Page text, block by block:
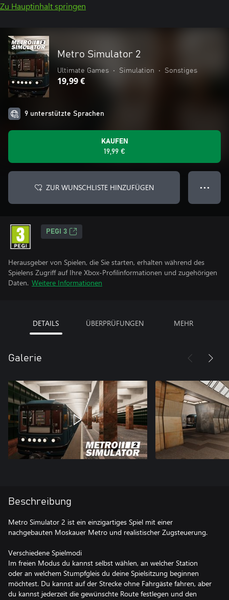
Zu Hauptinhalt springen
Metro Simulator 2
Ultimate Games • Simulation • Sonstiges
19,99 €
9 unterstützte Sprachen
KAUFEN
19,99 €
ZUR WUNSCHLISTE HINZUFÜGEN ● ● ●
PEGI 3
Herausgeber von Spielen, die Sie starten, erhalten während des
Spielens Zugriff auf Ihre Xbox-Profilinformationen und zugehörigen
Daten. Weitere Informationen
DETAILS ÜBERPRÜFUNGEN MEHR
Galerie
Beschreibung
Metro Simulator 2 ist ein einzigartiges Spiel mit einer
nachgebauten Moskauer Metro und realistischer Zugsteuerung.
Verschiedene Spielmodi
Im freien Modus du kannst selbst wählen, an welcher Station
oder an welchem Stumpfgleis du deine Spielsitzung beginnen
möchtest. Du kannst auf der Strecke ohne Fahrgäste fahren, aber
du kannst jederzeit die gewünschte Route festlegen und den